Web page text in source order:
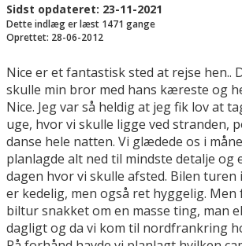
Sidst opdateret: 23-11-2021
Dette indlæg er læst 1471 gange
Oprettet: 28-06-2012
Nice er et fantastisk sted at rejse hen..
skulle min bror med hans kæreste og
Nice. Jeg var så heldig at jeg fik lov at
uge, hvor vi skulle ligge ved stranden,
danse hele natten. Vi glædede os i
planlagde alt ned til mindste detalje og
dagen hvor vi skulle afsted. Bilen turen
er kedelig, men også ret hyggelig. Men
biltur snakket om en masse ting, man
dagligt og da vi kom til nordfrankring